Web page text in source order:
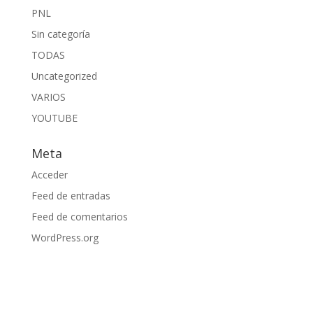
PNL
Sin categoría
TODAS
Uncategorized
VARIOS
YOUTUBE
Meta
Acceder
Feed de entradas
Feed de comentarios
WordPress.org